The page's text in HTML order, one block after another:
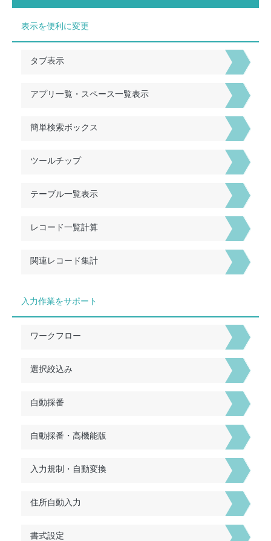
表示を便利に変更
タブ表示
アプリ一覧・スペース一覧表示
簡単検索ボックス
ツールチップ
テーブル一覧表示
レコード一覧計算
関連レコード集計
入力作業をサポート
ワークフロー
選択絞込み
自動採番
自動採番・高機能版
入力規制・自動変換
住所自動入力
書式設定